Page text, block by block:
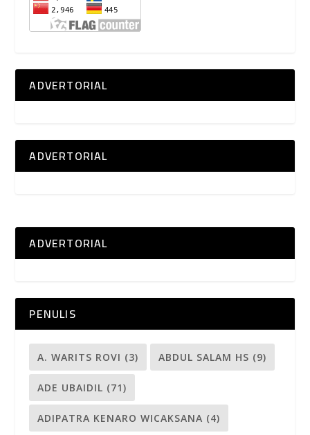
ADVERTORIAL
ADVERTORIAL
ADVERTORIAL
PENULIS
A. WARITS ROVI (3) ABDUL SALAM HS (9)
ADE UBAIDIL (71)
ADIPATRA KENARO WICAKSANA (4)